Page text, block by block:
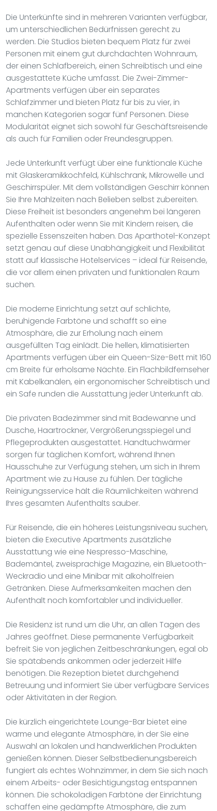
Die Unterkünfte sind in mehreren Varianten verfügbar,
um unterschiedlichen Bedürfnissen gerecht zu
werden. Die Studios bieten bequem Platz für zwei
Personen mit einem gut durchdachten Wohnraum,
der einen Schlafbereich, einen Schreibtisch und eine
ausgestattete Küche umfasst. Die Zwei-Zimmer-
Apartments verfügen über ein separates
Schlafzimmer und bieten Platz für bis zu vier, in
manchen Kategorien sogar fünf Personen. Diese
Modularität eignet sich sowohl für Geschäftsreisende
als auch für Familien oder Freundesgruppen.
Jede Unterkunft verfügt über eine funktionale Küche
mit Glaskeramikkochfeld, Kühlschrank, Mikrowelle und
Geschirrspüler. Mit dem vollständigen Geschirr können
Sie Ihre Mahlzeiten nach Belieben selbst zubereiten.
Diese Freiheit ist besonders angenehm bei längeren
Aufenthalten oder wenn Sie mit Kindern reisen, die
spezielle Essenszeiten haben. Das Aparthotel-Konzept
setzt genau auf diese Unabhängigkeit und Flexibilität
statt auf klassische Hotelservices – ideal für Reisende,
die vor allem einen privaten und funktionalen Raum
suchen.
Die moderne Einrichtung setzt auf schlichte,
beruhigende Farbtöne und schafft so eine
Atmosphäre, die zur Erholung nach einem
ausgefüllten Tag einlädt. Die hellen, klimatisierten
Apartments verfügen über ein Queen-Size-Bett mit 160
cm Breite für erholsame Nächte. Ein Flachbildfernseher
mit Kabelkanälen, ein ergonomischer Schreibtisch und
ein Safe runden die Ausstattung jeder Unterkunft ab.
Die privaten Badezimmer sind mit Badewanne und
Dusche, Haartrockner, Vergrößerungsspiegel und
Pflegeprodukten ausgestattet. Handtuchwärmer
sorgen für täglichen Komfort, während Ihnen
Hausschuhe zur Verfügung stehen, um sich in Ihrem
Apartment wie zu Hause zu fühlen. Der tägliche
Reinigungsservice hält die Räumlichkeiten während
Ihres gesamten Aufenthalts sauber.
Für Reisende, die ein höheres Leistungsniveau suchen,
bieten die Executive Apartments zusätzliche
Ausstattung wie eine Nespresso-Maschine,
Bademäntel, zweisprachige Magazine, ein Bluetooth-
Weckradio und eine Minibar mit alkoholfreien
Getränken. Diese Aufmerksamkeiten machen den
Aufenthalt noch komfortabler und individueller.
Die Residenz ist rund um die Uhr, an allen Tagen des
Jahres geöffnet. Diese permanente Verfügbarkeit
befreit Sie von jeglichen Zeitbeschränkungen, egal ob
Sie spätabends ankommen oder jederzeit Hilfe
benötigen. Die Rezeption bietet durchgehend
Betreuung und informiert Sie über verfügbare Services
oder Aktivitäten in der Region.
Die kürzlich eingerichtete Lounge-Bar bietet eine
warme und elegante Atmosphäre, in der Sie eine
Auswahl an lokalen und handwerklichen Produkten
genießen können. Dieser Selbstbedienungsbereich
fungiert als echtes Wohnzimmer, in dem Sie sich nach
einem Arbeits- oder Besichtigungstag entspannen
können. Die schokoladigen Farbtöne der Einrichtung
schaffen eine gedämpfte Atmosphäre, die zum